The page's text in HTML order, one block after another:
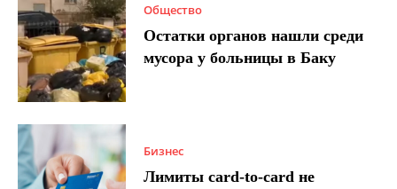
Общество
Остатки органов нашли среди
мусора у больницы в Баку
Бизнес
Лимиты card-to-card не